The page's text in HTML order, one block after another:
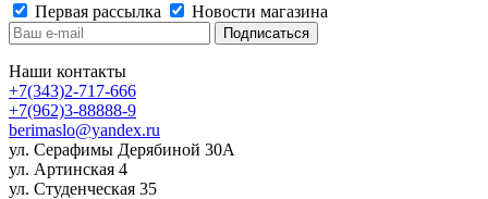
Первая рассылка
Новости магазина
Наши контакты
+7(343)2-717-666
+7(962)3-88888-9
berimaslo@yandex.ru
ул. Серафимы Дерябиной 30А
ул. Артинская 4
ул. Студенческая 35